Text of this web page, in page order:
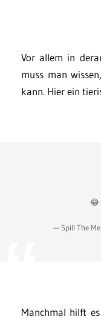
Vor allem in
muss man
kann. Hier ein
😂
— Spill The
Manchmal hilft